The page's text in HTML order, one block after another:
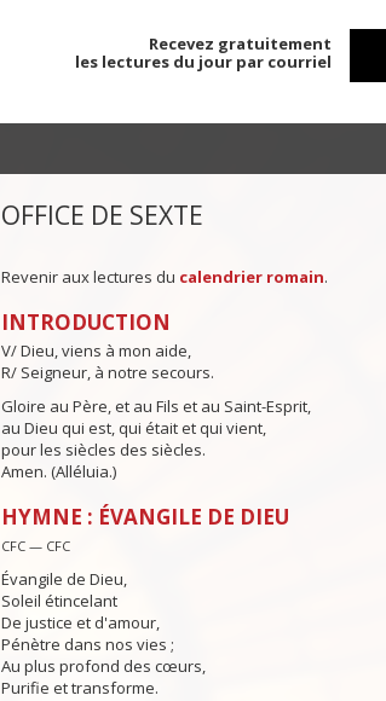
Recevez gratuitement
les lectures du jour par courriel
OFFICE DE SEXTE
Revenir aux lectures du calendrier romain.
INTRODUCTION
V/ Dieu, viens à mon aide,
R/ Seigneur, à notre secours.
Gloire au Père, et au Fils et au Saint-Esprit,
au Dieu qui est, qui était et qui vient,
pour les siècles des siècles.
Amen. (Alléluia.)
HYMNE : ÉVANGILE DE DIEU
CFC — CFC
Évangile de Dieu,
Soleil étincelant
De justice et d'amour,
Pénètre dans nos vies ;
Au plus profond des cœurs,
Purifie et transforme.